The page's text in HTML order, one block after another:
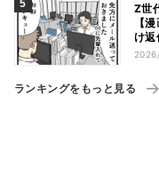
Z世
【
け返
ない
ランキングをもっと見る